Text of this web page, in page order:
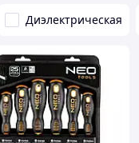
Диэлектрическая